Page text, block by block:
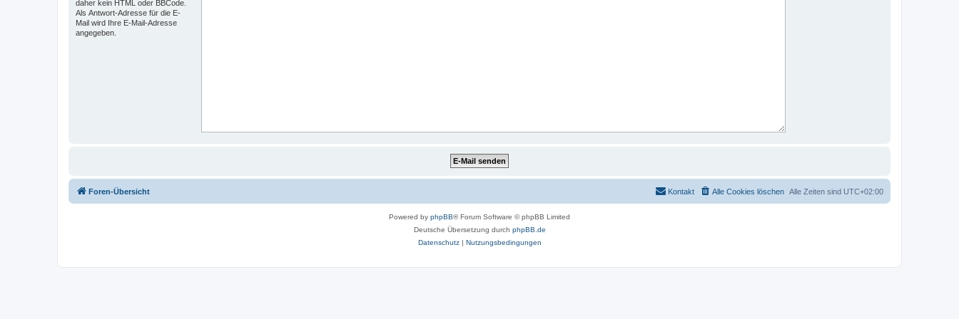
daher kein HTML oder BBCode.
Als Antwort-Adresse für die E-
Mail wird Ihre E-Mail-Adresse
angegeben.
Foren-Übersicht Alle Zeiten sind UTC+02:00
Alle Cookies löschen
Kontakt
Powered by phpBB® Forum Software © phpBB Limited
Deutsche Übersetzung durch phpBB.de
Datenschutz| Nutzungsbedingungen